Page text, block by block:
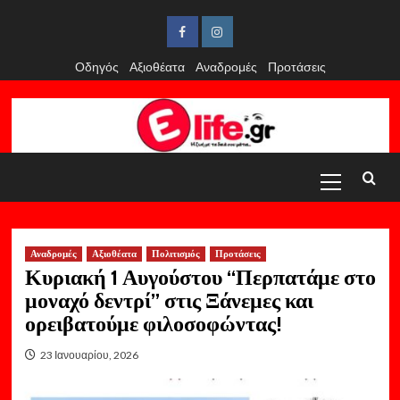
FacebookInstagram
Οδηγός
Αξιοθέατα Αναδρομές Προτάσεις
Menu
Αναδρομές Αξιοθέατα Πολιτισμός Προτάσεις
Κυριακή 1 Αυγούστου “Περπατάμε στο
μοναχό δεντρί” στις Ξάνεμες και
ορειβατούμε φιλοσοφώντας!
23 Ιανουαρίου, 2026